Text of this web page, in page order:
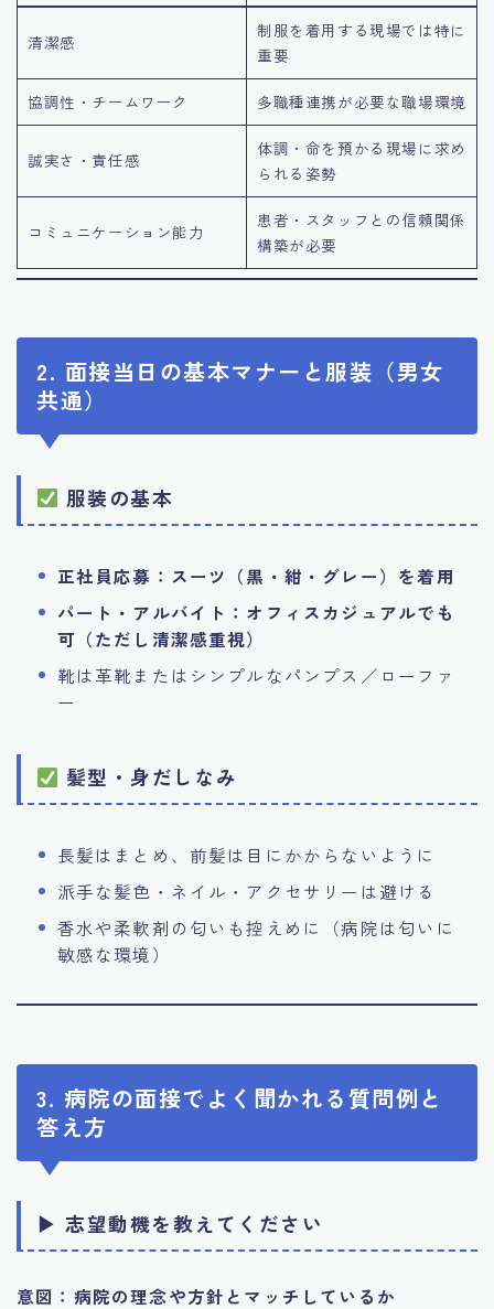
清潔感
制服を着用する現場では特に
重要
協調性・チームワーク 多職種連携が必要な職場環境
誠実さ・責任感
体調・命を預かる現場に求め
られる姿勢
コミュニケーション能力
患者・スタッフとの信頼関係
構築が必要
2. 面接当日の基本マナーと服装（男女
共通）
服装の基本
正社員応募：スーツ（黒・紺・グレー）を着用
パート・アルバイト：オフィスカジュアルでも
可（ただし清潔感重視）
靴は革靴またはシンプルなパンプス／ローファ
ー
髪型・身だしなみ
長髪はまとめ、前髪は目にかからないように
派手な髪色・ネイル・アクセサリーは避ける
香水や柔軟剤の匂いも控えめに（病院は匂いに
敏感な環境）
3. 病院の面接でよく聞かれる質問例と
答え方
▶ 志望動機を教えてください
意図：病院の理念や方針とマッチしているか